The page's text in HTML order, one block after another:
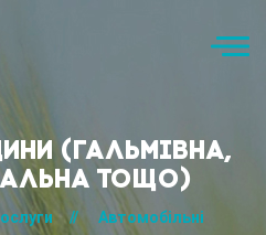
(гальмівна,
тощо)
//
Автомобільні